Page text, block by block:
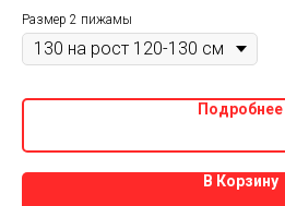
Размер 2 пижамы
Подробнее
В Корзину